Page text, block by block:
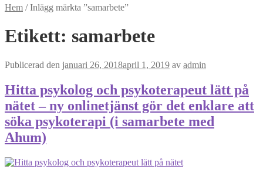
Hem /Inlägg märkta ”samarbete”
Etikett: samarbete
Publicerad den januari 26, 2018april 1, 2019 av admin
Hitta psykolog och psykoterapeut lätt på
nätet – ny onlinetjänst gör det enklare att
söka psykoterapi (i samarbete med
Ahum)